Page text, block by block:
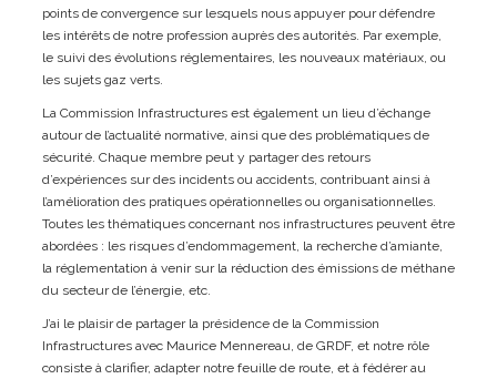
points de convergence sur lesquels nous appuyer pour défendre
les intérêts de notre profession auprès des autorités. Par exemple,
le suivi des évolutions réglementaires, les nouveaux matériaux, ou
les sujets gaz verts.
La Commission Infrastructures est également un lieu d’échange
autour de l’actualité normative, ainsi que des problématiques de
sécurité. Chaque membre peut y partager des retours
d’expériences sur des incidents ou accidents, contribuant ainsi à
l’amélioration des pratiques opérationnelles ou organisationnelles.
Toutes les thématiques concernant nos infrastructures peuvent être
abordées : les risques d’endommagement, la recherche d’amiante,
la réglementation à venir sur la réduction des émissions de méthane
du secteur de l’énergie, etc.
J’ai le plaisir de partager la présidence de la Commission
Infrastructures avec Maurice Mennereau, de GRDF, et notre rôle
consiste à clarifier, adapter notre feuille de route, et à fédérer au